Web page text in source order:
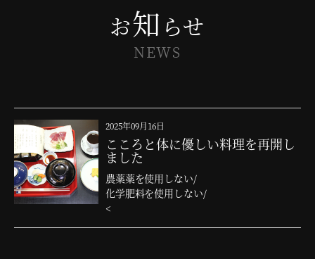
お知 らせ
NEWS
2025年09月16日
こころと体に優しい料理を再開し
ました
農薬薬を使用しない/
化学肥料を使用しない/
<